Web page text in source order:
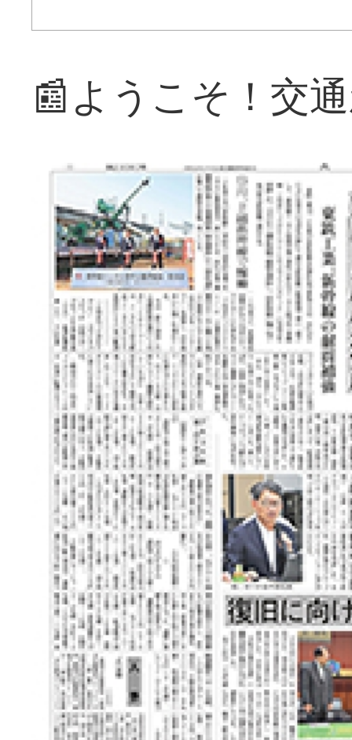
📰ようこそ！交